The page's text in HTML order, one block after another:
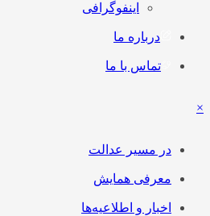
اینفوگرافی
درباره ما
تماس با ما
×
در مسیر عدالت
معرفی همایش
اخبار و اطلاعیه‌ها